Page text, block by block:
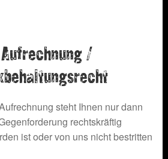
/
steht Ihnen nur dann
rechtskräftig
ist oder von uns nicht bestritten